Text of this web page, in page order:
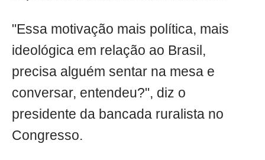
"Essa motivação mais política, mais
ideológica em relação ao Brasil,
precisa alguém sentar na mesa e
conversar, entendeu?", diz o
presidente da bancada ruralista no
Congresso.